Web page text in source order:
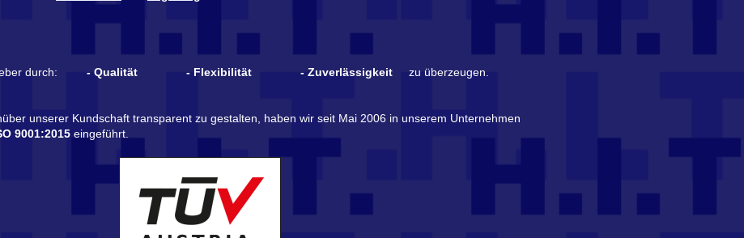
durch: - Qualität - Flexibilität - Zuverlässigkeit zu überzeugen.
unserer Kundschaft transparent zu gestalten, haben wir seit Mai 2006 in unserem Unternehmen
9001:2015 eingeführt.